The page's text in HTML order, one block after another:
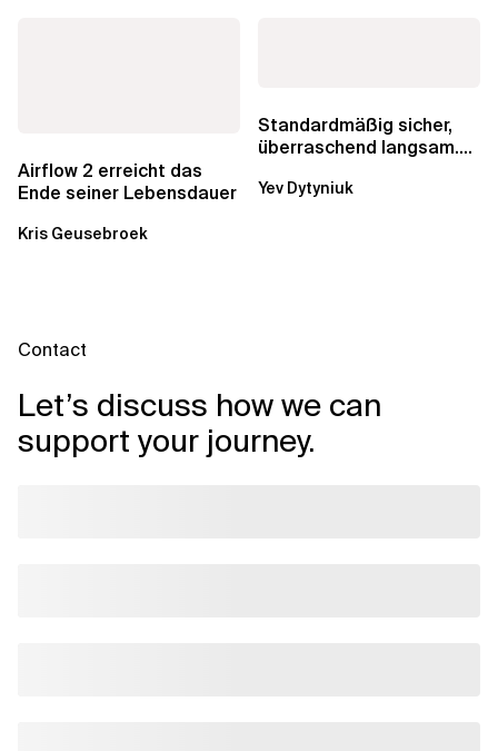
Airflow 2 erreicht das
Ende seiner Lebensdauer
Kris Geusebroek
Standardmäßig sicher,
überraschend langsam.
über die RDS...
Yev Dytyniuk
Contact
Let’s discuss how we can
support your journey.